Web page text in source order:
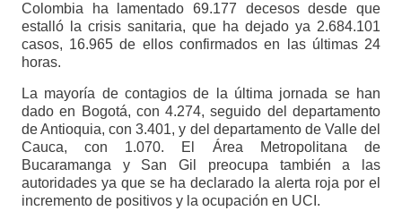
Colombia ha lamentado 69.177 decesos desde que
estalló la crisis sanitaria, que ha dejado ya 2.684.101
casos, 16.965 de ellos confirmados en las últimas 24
horas.
La mayoría de contagios de la última jornada se han
dado en Bogotá, con 4.274, seguido del departamento
de Antioquia, con 3.401, y del departamento de Valle del
Cauca, con 1.070. El Área Metropolitana de
Bucaramanga y San Gil preocupa también a las
autoridades ya que se ha declarado la alerta roja por el
incremento de positivos y la ocupación en UCI.